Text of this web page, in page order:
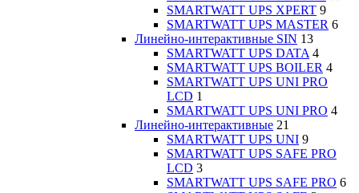
SMARTWATT UPS XPERT 9
SMARTWATT UPS MASTER 6
Линейно-интерактивные SIN 13
SMARTWATT UPS DATA 4
SMARTWATT UPS BOILER 4
SMARTWATT UPS UNI PRO
LCD 1
SMARTWATT UPS UNI PRO 4
Линейно-интерактивные 21
SMARTWATT UPS UNI 9
SMARTWATT UPS SAFE PRO
LCD 3
SMARTWATT UPS SAFE PRO 6